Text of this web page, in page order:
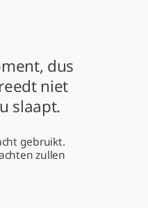
dus
niet
slaapt.
gebruikt.
zullen